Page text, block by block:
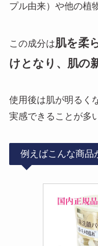
プル由来）や他の植
この成分は肌を柔
けとなり、肌の
使用後は肌が明るく
実感できることが多
例えばこんな商品